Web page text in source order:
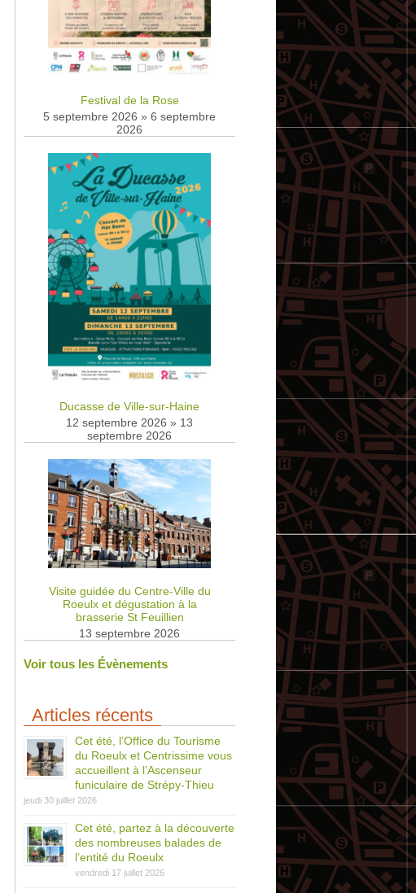
Festival de la Rose
5 septembre 2026 » 6 septembre
2026
Ducasse de Ville-sur-Haine
12 septembre 2026 » 13
septembre 2026
Visite guidée du Centre-Ville du
Roeulx et dégustation à la
brasserie St Feuillien
13 septembre 2026
Voir tous les Évènements
Articles récents
Cet été, l’Office du Tourisme
du Roeulx et Centrissime vous
accueillent à l’Ascenseur
funiculaire de Strépy-Thieu
jeudi 30 juillet 2026
Cet été, partez à la découverte
des nombreuses balades de
l’entité du Roeulx
vendredi 17 juillet 2026